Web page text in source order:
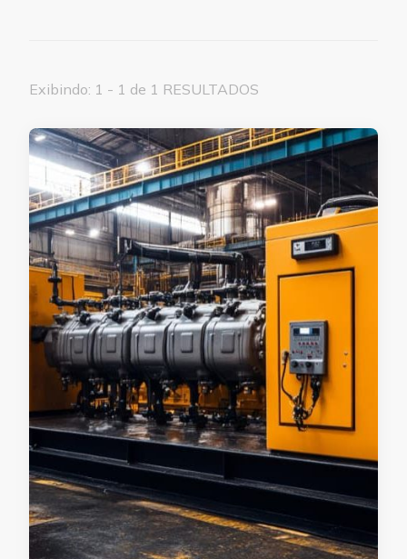
Exibindo: 1 - 1 de 1 RESULTADOS